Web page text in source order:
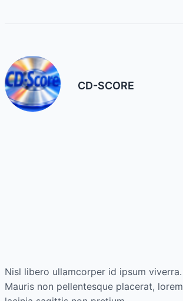
CD-SCORE
Nisl libero ullamcorper id ipsum viverra.
Mauris non pellentesque placerat, lorem